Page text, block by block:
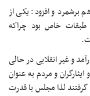
برشمرد و افزود: یکی از
طبقات خاص بود چراکه
و غیر انقلابی در حالی
و مردم به عنوان
لذا مجلس با قدرت